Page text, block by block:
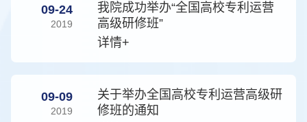
09-24
2019
我院成功举办“全国高校专利运营
高级研修班”
详情+
09-09
2019
关于举办全国高校专利运营高级研
修班的通知